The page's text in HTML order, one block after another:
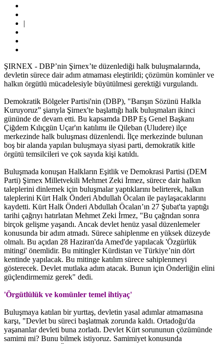
|
ŞIRNEX - DBP’nin Şirnex’te düzenlediği halk buluşmalarında,
devletin sürece dair adım atmaması eleştirildi; çözümün komünler ve
halkın örgütlü mücadelesiyle büyütülmesi gerektiği vurgulandı.
Demokratik Bölgeler Partisi'nin (DBP), "Barışın Sözünü Halkla
Kuruyoruz” şiarıyla Şirnex'te başlattığı halk buluşmaları ikinci
gününde de devam etti. Bu kapsamda DBP Eş Genel Başkanı
Çiğdem Kılıçgün Uçar'ın katılımı ile Qileban (Uludere) ilçe
merkezinde halk buluşması düzenlendi. İlçe merkezinde bulunan
boş bir alanda yapılan buluşmaya siyasi parti, demokratik kitle
örgütü temsilcileri ve çok sayıda kişi katıldı.
Buluşmada konuşan Halkların Eşitlik ve Demokrasi Partisi (DEM
Parti) Şirnex Milletvekili Mehmet Zeki İrmez, sürece dair halkın
taleplerini dinlemek için buluşmalar yaptıklarını belirterek, halkın
taleplerini Kürt Halk Önderi Abdullah Öcalan ile paylaşacaklarını
kaydetti. Kürt Halk Önderi Abdullah Öcalan’ın 27 Şubat'ta yaptığı
tarihi çağrıyı hatırlatan Mehmet Zeki İrmez, "Bu çağrıdan sonra
birçok gelişme yaşandı. Ancak devlet henüz yasal düzenlemeler
konusunda bir adım atmadı. Sürece sahiplenme en yüksek düzeyde
olmalı. Bu açıdan 28 Haziran'da Amed'de yapılacak 'Özgürlük
mitingi' önemlidir. Bu mitingler Kürdistan ve Türkiye’nin dört
kentinde yapılacak. Bu mitinge katılım sürece sahiplenmeyi
gösterecek. Devlet mutlaka adım atacak. Bunun için Önderliğin elini
güçlendirmemiz gerek" dedi.
'Örgütlülük ve komünler temel ihtiyaç'
Buluşmaya katılan bir yurttaş, devletin yasal adımlar atmamasına
karşı, "Devlet bu süreci başlatmak zorunda kaldı. Ortadoğu'da
yaşananlar devleti buna zorladı. Devlet Kürt sorununun çözümünde
samimi mi? Bunu bilmek istiyoruz. Samimiyet konusunda